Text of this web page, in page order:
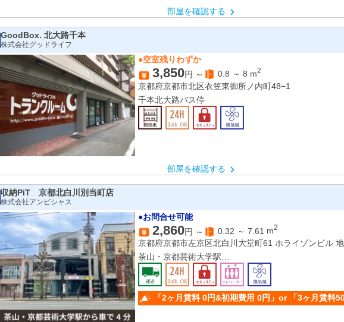
部屋を確認する
GoodBox. 北大路千本
株式会社グッドライフ
●空室残りわずか
3,850円 ～ 0.8 ～ 8 m2
京都府京都市北区衣笠東御所ノ内町48−1
千本北大路バス停
部屋を確認する
収納PiT 京都北白川別当町店
株式会社アンビシャス
●お問合せ可能
2,860円 ～ 0.32 ～ 7.61 m2
京都府京都市左京区北白川大堂町61 ホライゾンビル
茶山・京都芸術大学駅
元田中駅
「2ヶ月賃料 0円&初期費用 0円」or 「3ヶ月賃料